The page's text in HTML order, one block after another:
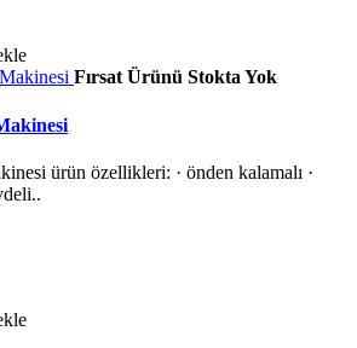
Fırsat Ürünü Stokta Yok
ürün özellikleri: · önden kalamalı ·